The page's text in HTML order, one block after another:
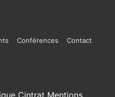
Conférences
Contact
Cintrat Mentions